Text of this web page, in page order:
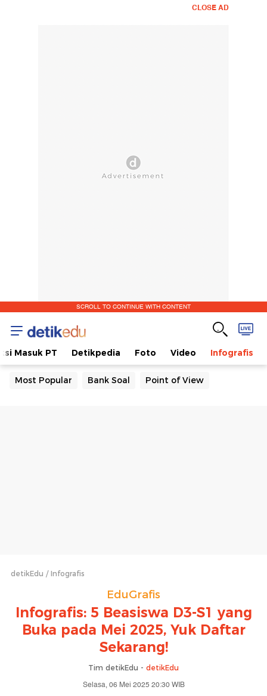
CLOSE AD
SCROLL TO CONTINUE WITH CONTENT
Masuk PT Detikpedia Foto Video Infografis
Most Popular Bank Soal Point of View
detikEdu Infografis
EduGrafis
Infografis: 5 Beasiswa D3-S1 yang
Buka pada Mei 2025, Yuk Daftar
Sekarang!
Tim detikEdu - detikEdu
Selasa, 06 Mei 2025 20:30 WIB